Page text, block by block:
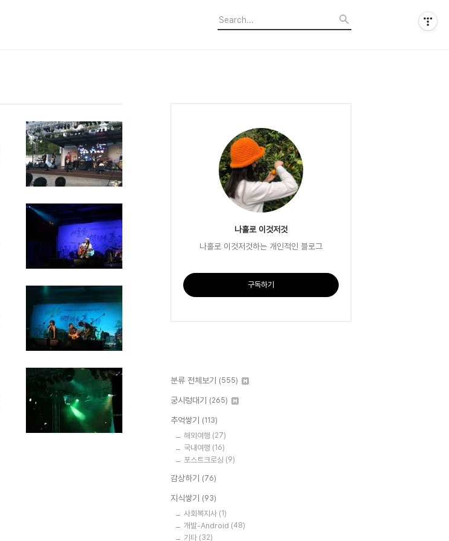
나홀로 이것저것
나홀로 이것저것하는 개인적인 블로그
구독하기
분류 전체보기 (555)
궁시렁대기 (265)
추억쌓기 (113)
해외여행 (27)
국내여행 (16)
포스트크로싱 (9)
감상하기 (76)
지식쌓기 (93)
사회복지사 (1)
개발-Android (48)
기타 (32)